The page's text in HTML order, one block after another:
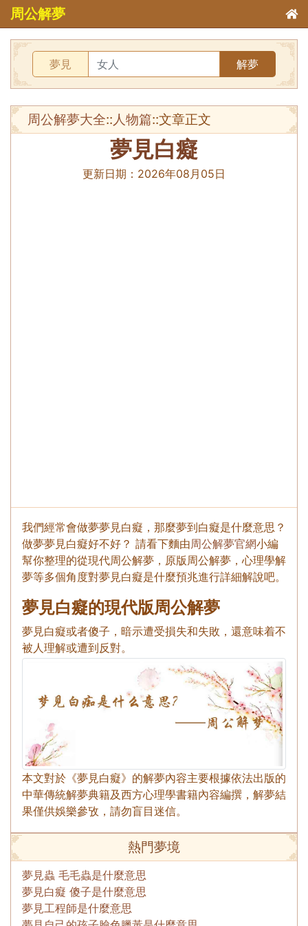
周公解夢
夢見 解夢
周公解夢大全::人物篇::文章正文
夢見白癡
更新日期： 2026年08月05日
我們經常會做夢夢見白癡，那麼夢到白癡是什麼意思？
做夢夢見白癡好不好？ 請看下麵由周公解夢官網小編
幫你整理的從現代周公解夢，原版周公解夢，心理學解
夢等多個角度對夢見白癡是什麼預兆進行詳細解說吧。
夢見白癡的現代版周公解夢
夢見白癡或者傻子，暗示遭受損失和失敗，還意味着不
被人理解或遭到反對。
本文對於《夢見白癡》的解夢內容主要根據依法出版的
中華傳統解夢典籍及西方心理學書籍內容編撰，解夢結
果僅供娛樂參攷，請勿盲目迷信。
熱門夢境
夢見蟲 毛毛蟲是什麼意思
夢見白癡 傻子是什麼意思
夢見工程師是什麼意思